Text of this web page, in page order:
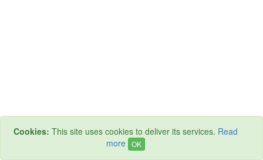
Cookies: This site uses cookies to deliver its services. Read
more OK